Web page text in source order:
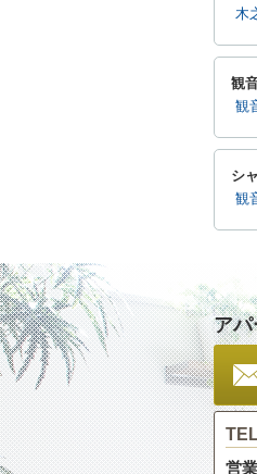
木
観
観
シ
観
アパ
営